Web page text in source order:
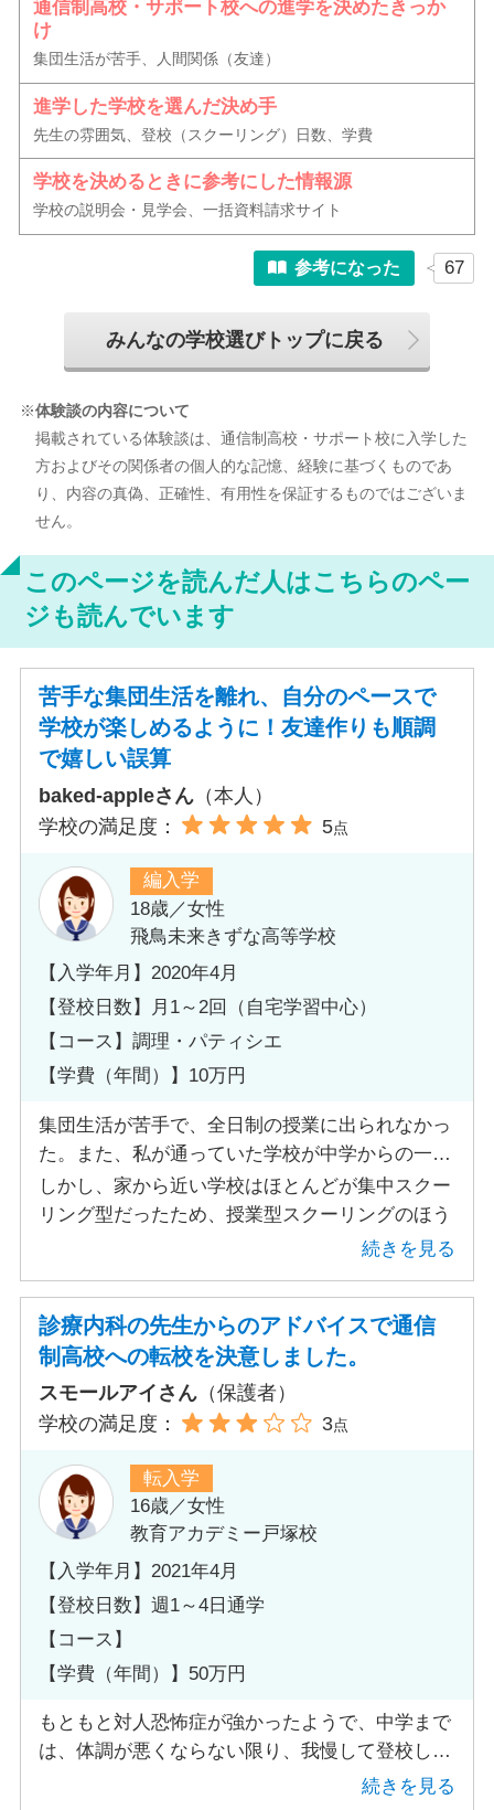
通信制高校・サポート校への進学を決めたきっか
け
集団生活が苦手、人間関係（友達）
進学した学校を選んだ決め手
先生の雰囲気、登校（スクーリング）日数、学費
学校を決めるときに参考にした情報源
学校の説明会・見学会、一括資料請求サイト
参考になった 67
みんなの学校選びトップに戻る
※体験談の内容について
掲載されている体験談は、通信制高校・サポート校に入学した
方およびその関係者の個人的な記憶、経験に基づくものであ
り、内容の真偽、正確性、有用性を保証するものではございま
せん。
このページを読んだ人はこちらのペー
ジも読んでいます
苦手な集団生活を離れ、自分のペースで
学校が楽しめるように！友達作りも順調
で嬉しい誤算
baked-appleさん （本人）
学校の満足度：
5点
編入学
18歳／女性
飛鳥未来きずな高等学校
【入学年月】2020年4月
【登校日数】月1～2回（自宅学習中心）
【コース】調理・パティシエ
【学費（年間）】10万円
集団生活が苦手で、全日制の授業に出られなかっ
た。また、私が通っていた学校が中学からの一貫
校で、6年間同じ人達と行動することができない
と感じてしまい、通信制に変更しようと探した。
しかし、家から近い学校はほとんどが集中スクー
リング型だったため、授業型スクーリングのほう
が私には合っているなと思い、選びました。
続きを見る
診療内科の先生からのアドバイスで通信
制高校への転校を決意しました。
スモールアイさん （保護者）
学校の満足度：
3点
転入学
16歳／女性
教育アカデミー戸塚校
【入学年月】2021年4月
【登校日数】週1～4日通学
【コース】
【学費（年間）】50万円
もともと対人恐怖症が強かったようで、中学まで
は、体調が悪くならない限り、我慢して登校し、
頑張って受験しました。思春期独特の体調の変化
続きを見る